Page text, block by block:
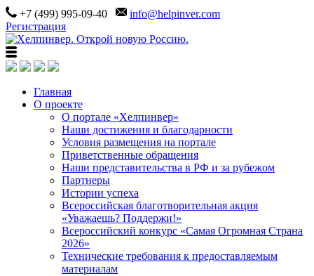
+7 (499) 995-09-40
info@helpinver.com
Регистрация
Главная
О проекте
О портале «Хелпинвер»
Наши достижения и благодарности
Условия размещения на портале
Приветственные обращения
Наши представительства в РФ и за рубежом
Партнеры
Истории успеха
Всероссийская благотворительная акция
«Уважаешь? Поддержи!»
Всероссийский конкурс «Самая Огромная Страна
2026»
Технические требования к предоставляемым
материалам